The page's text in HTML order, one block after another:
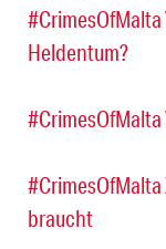
Heldentum?
#CrimesOfMalta
braucht